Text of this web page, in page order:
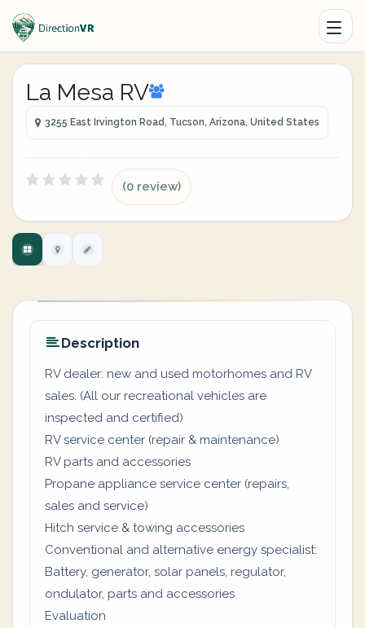
La Mesa RV
3255 East Irvington Road, Tucson, Arizona, United States
(0 review)
Description
RV dealer: new and used motorhomes and RV
sales. (All our recreational vehicles are
inspected and certified)
RV service center (repair & maintenance)
RV parts and accessories
Propane appliance service center (repairs,
sales and service)
Hitch service & towing accessories
Conventional and alternative energy specialist:
Battery, generator, solar panels, regulator,
ondulator, parts and accessories
Evaluation